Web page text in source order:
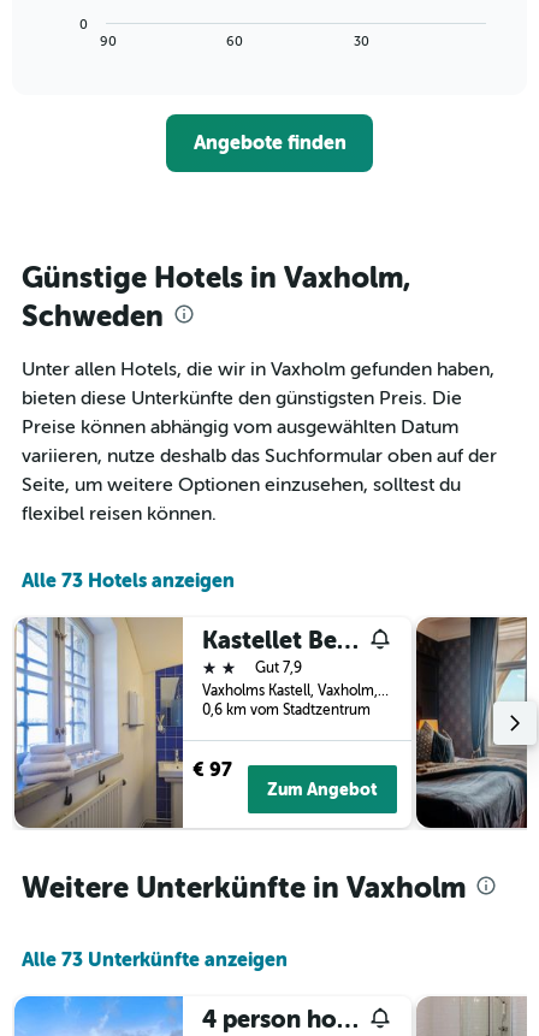
Wochentage
anzeigt.
Zimmerpreis
anzeigt.
zeigt,
näher
das
Aufenthaltsdatum
rückt.
Diagramm
hat
1
X-
Achse,
die
die
Tage
dem
Aufenthalt
anzeigt
Das
Diagramm
hat
1
Y-
Achse,
die
durchschnittlichen
Zimmerpreis
90 60 30
0
Angebote finden
Günstige Hotels in Vaxholm,
Schweden
Unter allen Hotels, die wir in Vaxholm gefunden haben,
bieten diese Unterkünfte den günstigsten Preis. Die
Preise können abhängig vom ausgewählten Datum
variieren, nutze deshalb das Suchformular oben auf der
Seite, um weitere Optionen einzusehen, solltest du
flexibel reisen können.
Alle 73 Hotels anzeigen
Kastellet Bed & Breakfast
2 SterneGut 7,9
Vaxholms Kastell, Vaxholm, Stockholms län, Schweden
0,6 km vom Stadtzentrum
€ 97
Zum Angebot
Weitere Unterkünfte in Vaxholm
Alle 73 Unterkünfte anzeigen
4 person holiday home in Vaxholm